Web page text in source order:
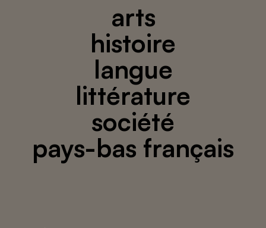
arts
histoire
langue
littérature
société
pays-bas français